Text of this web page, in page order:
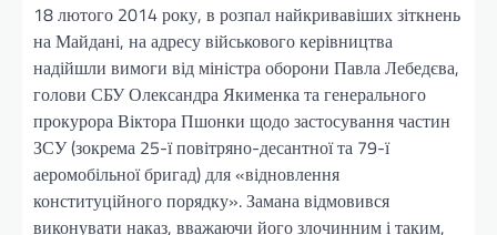
18 лютого 2014 року, в розпал найкривавіших зіткнень
на Майдані, на адресу військового керівництва
надійшли вимоги від міністра оборони Павла Лебедєва,
голови СБУ Олександра Якименка та генерального
прокурора Віктора Пшонки щодо застосування частин
ЗСУ (зокрема 25-ї повітряно-десантної та 79-ї
аеромобільної бригад) для «відновлення
конституційного порядку». Замана відмовився
виконувати наказ, вважаючи його злочинним і таким,